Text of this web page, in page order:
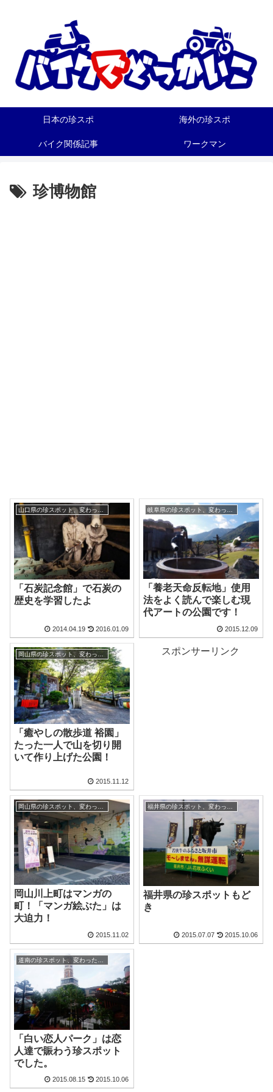
日本の珍スポ 海外の珍スポ
バイク関係記事 ワークマン
珍博物館
「石炭記念館」で石炭の
歴史を学習したよ
2014.04.19 2016.01.09
「養老天命反転地」使用
法をよく読んで楽しむ現
代アートの公園です！
2015.12.09
「癒やしの散歩道 裕園」
たった一人で山を切り開
いて作り上げた公園！
2015.11.12
スポンサーリンク
岡山県の珍スポット、変わった観光地
岡山川上町はマンガの
町！「マンガ絵ぶた」は
大迫力！
2015.11.02
福井県の珍スポット、変わった観光地
福井県の珍スポットもど
き
2015.07.07 2015.10.06
「白い恋人パーク」は恋
人達で賑わう珍スポット
でした。
2015.08.15 2015.10.06